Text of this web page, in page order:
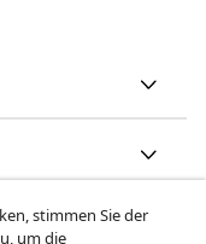
stimmen Sie der
um die